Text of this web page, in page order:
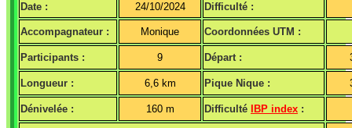
Date : 24/10/2024 Difficulté :
Accompagnateur : Monique Coordonnées UTM :
Participants : 9 Départ :
Longueur : 6,6 km Pique Nique :
Dénivelée : 160 m Difficulté IBP index :